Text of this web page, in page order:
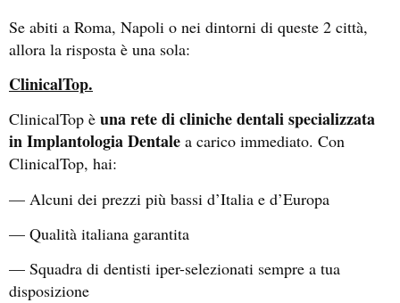
Se abiti a Roma, Napoli o nei dintorni di queste 2 città,
allora la risposta è una sola:
ClinicalTop.
ClinicalTop è una rete di cliniche dentali specializzata
in Implantologia Dentale a carico immediato. Con
ClinicalTop, hai:
— Alcuni dei prezzi più bassi d’Italia e d’Europa
— Qualità italiana garantita
— Squadra di dentisti iper-selezionati sempre a tua
disposizione